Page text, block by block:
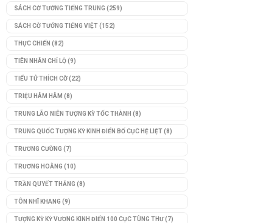
SÁCH CỜ TƯỚNG TIẾNG TRUNG (259)
SÁCH CỜ TƯỚNG TIẾNG VIỆT(152)
THỰC CHIẾN (82)
TIÊN NHÂN CHỈ LỘ(9)
TIỂU TỬ THÍCH CỜ(22)
TRIỆU HÂM HÂM (8)
TRUNG LÃO NIÊN TƯỢNG KỲ TỐC THÀNH (8)
TRUNG QUỐC TƯỢNG KỲ KINH ĐIỂN BỐ CỤC HỆ LIỆT(8)
TRƯƠNG CƯỜNG (7)
TRƯƠNG HOẰNG (10)
TRẦN QUYẾT THẮNG (8)
TÔN NHĨ KHANG (9)
TƯỢNG KỲ KỲ VƯƠNG KINH ĐIỂN 100 CỤC TÙNG THƯ(7)